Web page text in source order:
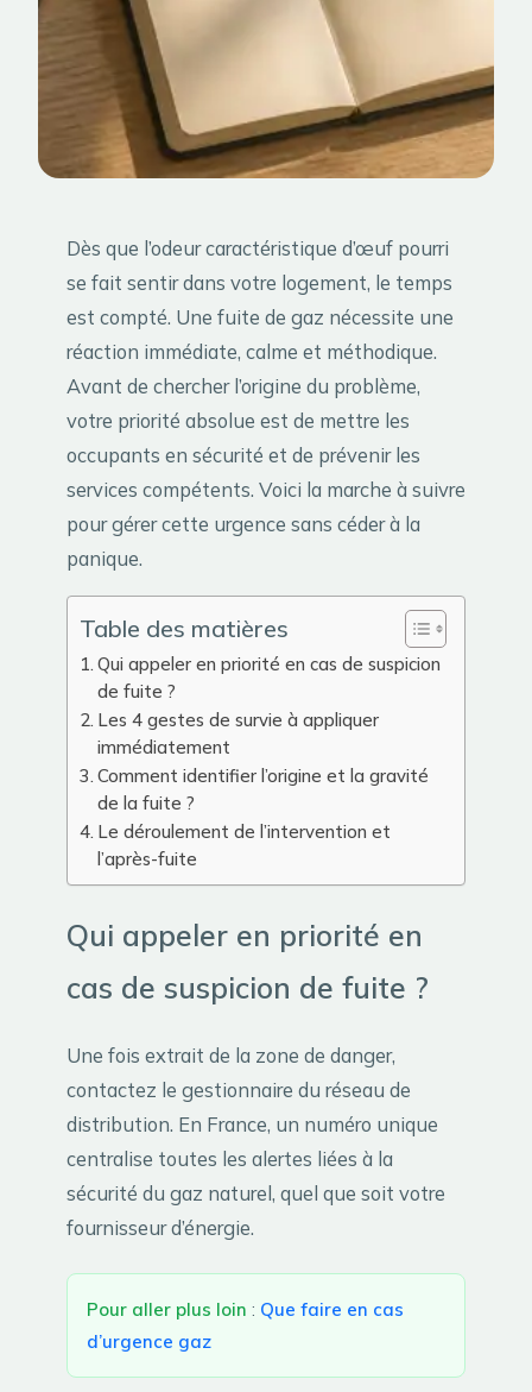
Dès que l’odeur caractéristique d’œuf pourri
se fait sentir dans votre logement, le temps
est compté. Une fuite de gaz nécessite une
réaction immédiate, calme et méthodique.
Avant de chercher l’origine du problème,
votre priorité absolue est de mettre les
occupants en sécurité et de prévenir les
services compétents. Voici la marche à suivre
pour gérer cette urgence sans céder à la
panique.
Table des matières
Qui appeler en priorité en cas de suspicion
de fuite ?
Les 4 gestes de survie à appliquer
immédiatement
Comment identifier l’origine et la gravité
de la fuite ?
Le déroulement de l’intervention et
l’après-fuite
Qui appeler en priorité en
cas de suspicion de fuite ?
Une fois extrait de la zone de danger,
contactez le gestionnaire du réseau de
distribution. En France, un numéro unique
centralise toutes les alertes liées à la
sécurité du gaz naturel, quel que soit votre
fournisseur d’énergie.
Pour aller plus loin : Que faire en cas
d’urgence gaz